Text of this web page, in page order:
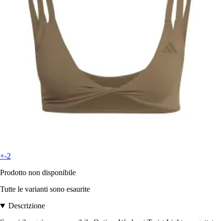
+-2
Prodotto non disponibile
Tutte le varianti sono esaurite
Descrizione